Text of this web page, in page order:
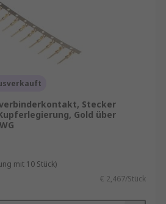
und Vielseitigkeit sind D-
in Umgebungen gefragt,
und Langlebigkeit
D-Sub
und hochwertige
eine stabile Verbindung
Stecker
Gold über
mit 10 Stück)
€ 2,467/Stück